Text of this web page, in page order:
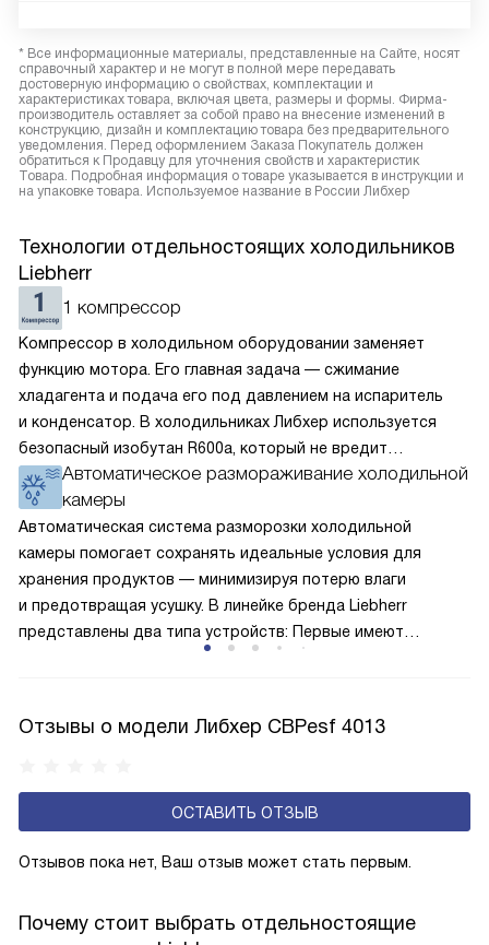
* Все информационные материалы, представленные на Сайте, носят
справочный характер и не могут в полной мере передавать
достоверную информацию о свойствах, комплектации и
характеристиках товара, включая цвета, размеры и формы. Фирма-
производитель оставляет за собой право на внесение изменений в
конструкцию, дизайн и комплектацию товара без предварительного
уведомления. Перед оформлением Заказа Покупатель должен
обратиться к Продавцу для уточнения свойств и характеристик
Товара. Подробная информация о товаре указывается в инструкции и
на упаковке товара. Используемое название в России Либхер
Технологии отдельностоящих холодильников
Liebherr
1 компрессор
Компрессор в холодильном оборудовании заменяет
функцию мотора. Его главная задача — сжимание
хладагента и подача его под давлением на испаритель
и конденсатор. В холодильниках Либхер используется
безопасный изобутан R600a, который не вредит
окружающей среде. Компрессор перегоняет его
по охладительному контуру по принципу насоса. Чем
лучше работает «мотор» прибора, тем качественнее
и быстрее происходит охлаждение, затрачивается
меньше электроэнергии.
Автоматическое размораживание холодильной
камеры
Автоматическая система разморозки холодильной
камеры помогает сохранять идеальные условия для
хранения продуктов — минимизируя потерю влаги
и предотвращая усушку. В линейке бренда Liebherr
представлены два типа устройств: Первые имеют
с панелью, выполняющей функцию «сухой стенки». Такие
эксплуатацию и чаще всего оснащены нулевой зоной
свежести BioFresh 0°C. Они встречаются в сериях Plus,
Отзывы о модели Либхер CBPesf 4013
ОСТАВИТЬ ОТЗЫВ
Отзывов пока нет, Ваш отзыв может стать первым.
Почему стоит выбрать отдельностоящие